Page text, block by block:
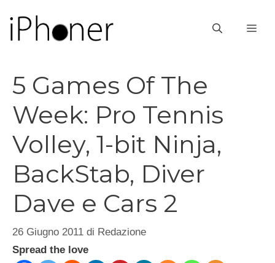
contenuto
5 Games Of The
Week: Pro Tennis
Volley, 1-bit Ninja,
BackStab, Diver
Dave e Cars 2
26 Giugno 2011 di Redazione
Spread the love